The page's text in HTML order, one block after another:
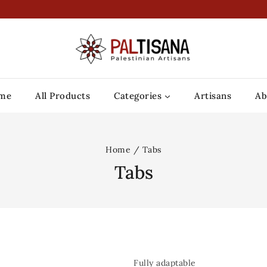
All Products Categories Artisans
Home / Tabs
Tabs
Fully adaptable